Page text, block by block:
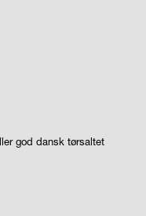
god dansk tørsaltet